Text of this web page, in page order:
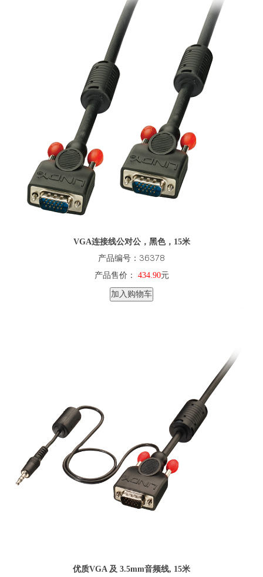
VGA连接线公对公，黑色，15米
产品编号：36378
产品售价： 434.90元
加入购物车
优质VGA 及 3.5mm音频线, 15米